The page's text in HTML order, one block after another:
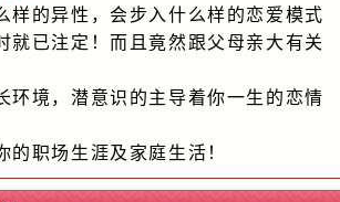
的异性，会步入什么样的恋爱模式
已注定！而且竟然跟父母亲大有关
境，潜意识的主导着你一生的恋情
职场生涯及家庭生活！